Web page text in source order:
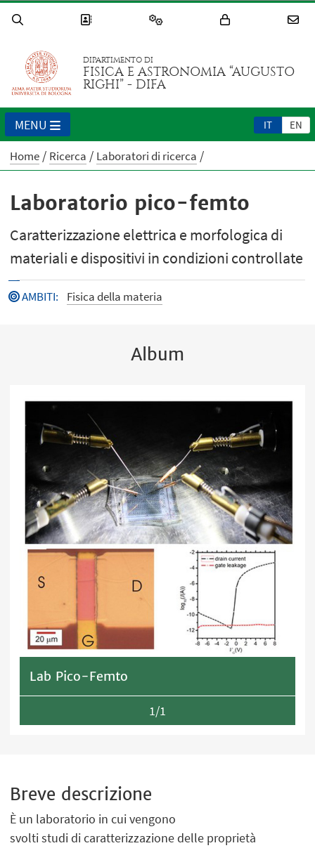
DIPARTIMENTO DI
FISICA E ASTRONOMIA “AUGUSTO
RIGHI” - DIFA
IT EN
MENU
Home Ricerca Laboratori di ricerca
Laboratorio pico-femto
Caratterizzazione elettrica e morfologica di
materiali e dispositivi in condizioni controllate
AMBITI: Fisica della materia
Album
Lab Pico-Femto
1/1
Breve descrizione
È un laboratorio in cui vengono
svolti studi di caratterizzazione delle proprietà